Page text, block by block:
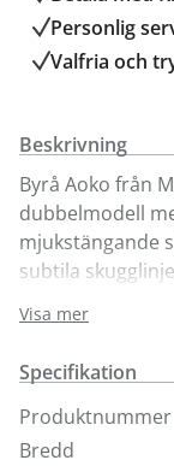
Personlig
Valfria och
Beskrivning
Byrå Aoko från
dubbelmodell
mjukstängande
subtila
design. Vit- eller
Levereras
Ingår i serien
storlekar, skåp,
Visa mer
Specifikation
Produktnummer
Bredd